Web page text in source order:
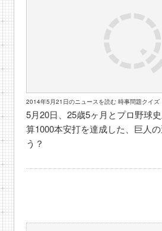
2014年5月21日のニュースを読む 時事問題クイズ
5月20日、25歳5ヶ月とプロ野球
算1000本安打を達成した、巨人
う？